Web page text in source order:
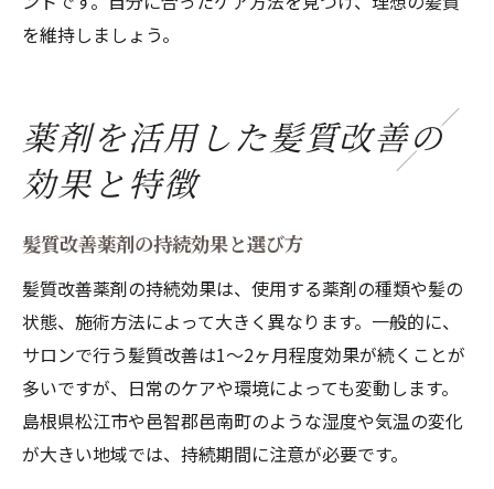
を維持しましょう。
薬剤を活用した髪質改善の
効果と特徴
髪質改善薬剤の持続効果と選び方
髪質改善薬剤の持続効果は、使用する薬剤の種類や髪の
状態、施術方法によって大きく異なります。一般的に、
サロンで行う髪質改善は1〜2ヶ月程度効果が続くことが
多いですが、日常のケアや環境によっても変動します。
島根県松江市や邑智郡邑南町のような湿度や気温の変化
が大きい地域では、持続期間に注意が必要です。